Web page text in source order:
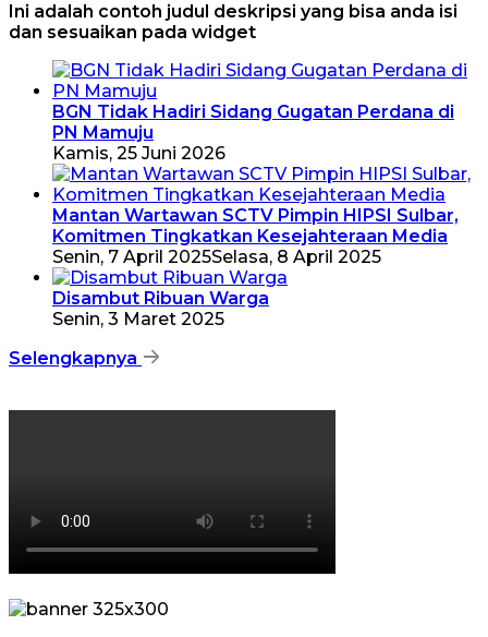
Ini adalah contoh judul deskripsi yang bisa anda isi
dan sesuaikan pada widget
BGN Tidak Hadiri Sidang Gugatan Perdana di
PN Mamuju
Kamis, 25 Juni 2026
Mantan Wartawan SCTV Pimpin HIPSI Sulbar,
Komitmen Tingkatkan Kesejahteraan Media
Senin, 7 April 2025Selasa, 8 April 2025
Disambut Ribuan Warga
Senin, 3 Maret 2025
Selengkapnya